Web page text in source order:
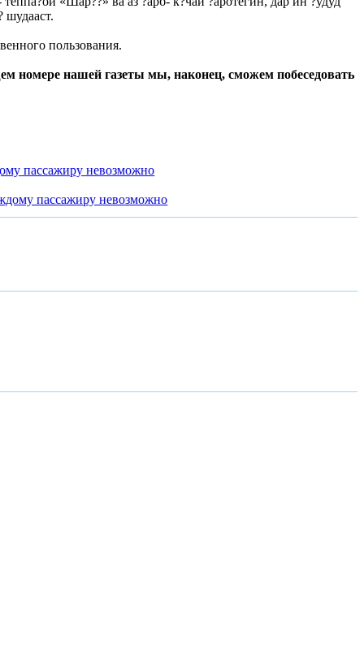
шудааст.
пользования.
номере нашей газеты мы, наконец, сможем побеседовать
пассажиру невозможно